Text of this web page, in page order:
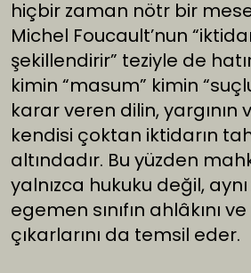
hiçbir zaman nötr bir
Michel Foucault’nun
şekillendirir” teziyle de
kimin “masum” kimin
karar veren dilin, yargının
kendisi çoktan iktidarın
altındadır. Bu yüzden
yalnızca hukuku değil,
egemen sınıfın ahlâkını
çıkarlarını da temsil eder.